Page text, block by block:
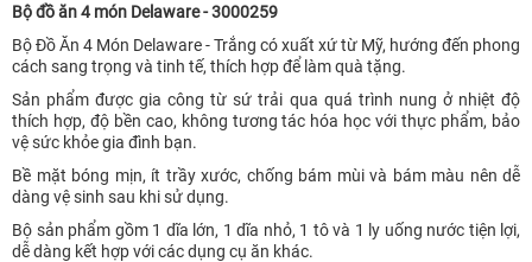
Bộ đồ ăn 4 món Delaware - 3000259
Bộ Đồ Ăn 4 Món Delaware - Trắng có xuất xứ từ Mỹ, hướng đến phong
cách sang trọng và tinh tế, thích hợp để làm quà tặng.
Sản phẩm được gia công từ sứ trải qua quá trình nung ở nhiệt độ
thích hợp, độ bền cao, không tương tác hóa học với thực phẩm, bảo
vệ sức khỏe gia đình bạn.
Bề mặt bóng mịn, ít trầy xước, chống bám mùi và bám màu nên dễ
dàng vệ sinh sau khi sử dụng.
Bộ sản phẩm gồm 1 dĩa lớn, 1 dĩa nhỏ, 1 tô và 1 ly uống nước tiện lợi,
dễ dàng kết hợp với các dụng cụ ăn khác.